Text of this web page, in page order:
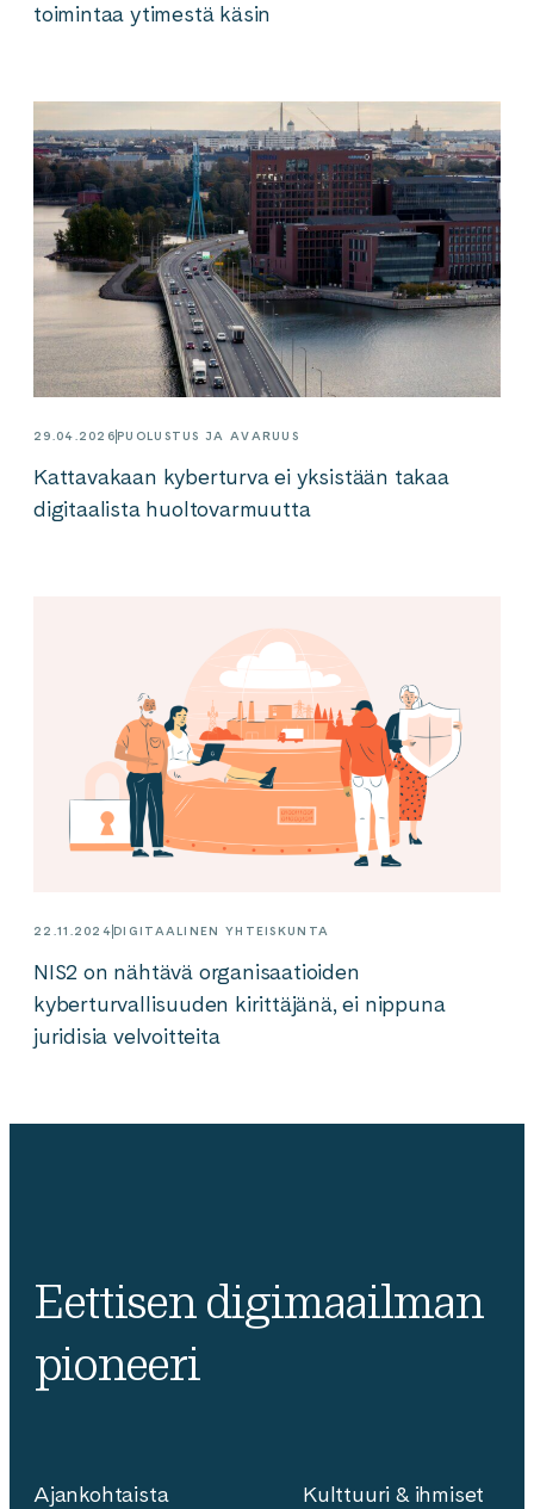
toimintaa ytimestä käsin
29.04.2026PUOLUSTUS JA AVARUUS
Kattavakaan kyberturva ei yksistään takaa
digitaalista huoltovarmuutta
22.11.2024DIGITAALINEN YHTEISKUNTA
NIS2 on nähtävä organisaatioiden
kyberturvallisuuden kirittäjänä, ei nippuna
juridisia velvoitteita
Eettisen digimaailman
pioneeri
Ajankohtaista Kulttuuri & ihmiset